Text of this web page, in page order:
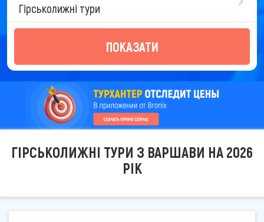
Гірськолижні тури
ПОКАЗАТИ
ГІРСЬКОЛИЖНІ ТУРИ З ВАРШАВИ НА 2026
РІК